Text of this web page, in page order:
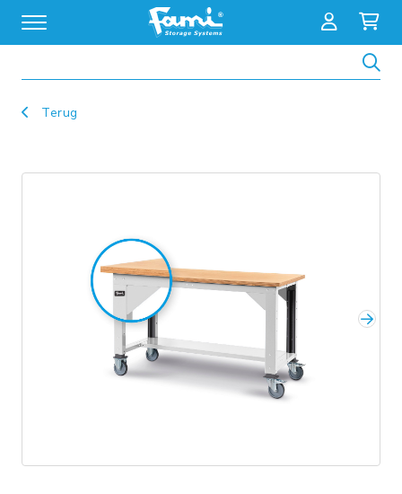
Terug